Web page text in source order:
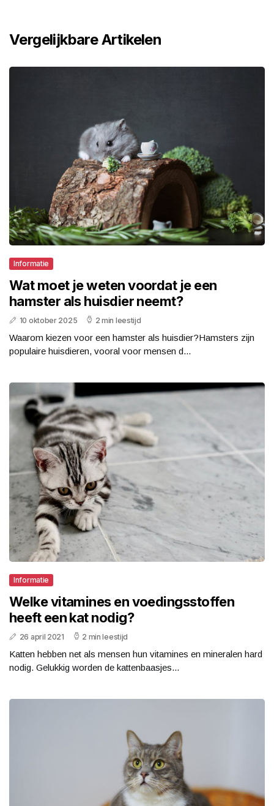
Vergelijkbare Artikelen
Informatie
Wat moet je weten voordat je een
hamster als huisdier neemt?
10 oktober 2025 2 min leestijd
Waarom kiezen voor een hamster als huisdier?Hamsters zijn
populaire huisdieren, vooral voor mensen d...
Informatie
Welke vitamines en voedingsstoffen
heeft een kat nodig?
26 april 2021 2 min leestijd
Katten hebben net als mensen hun vitamines en mineralen hard
nodig. Gelukkig worden de kattenbaasjes...